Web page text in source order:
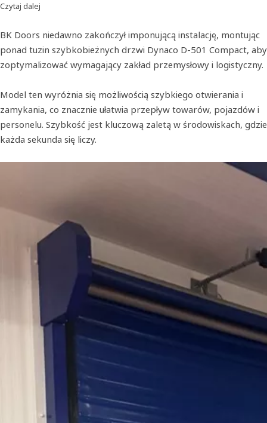
Czytaj dalej
BK Doors niedawno zakończył imponującą instalację, montując
ponad tuzin szybkobieżnych drzwi Dynaco D-501 Compact, aby
zoptymalizować wymagający zakład przemysłowy i logistyczny.
Model ten wyróżnia się możliwością szybkiego otwierania i
zamykania, co znacznie ułatwia przepływ towarów, pojazdów i
personelu. Szybkość jest kluczową zaletą w środowiskach, gdzie
każda sekunda się liczy.